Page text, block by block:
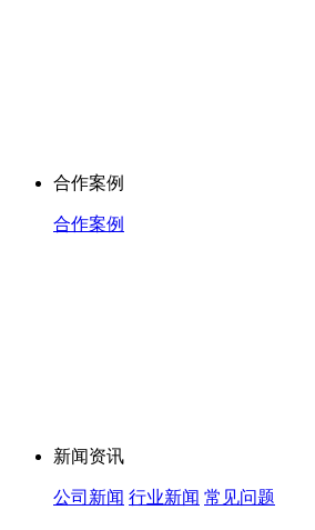
合作案例
合作案例
新闻资讯
公司新闻 行业新闻 常见问题